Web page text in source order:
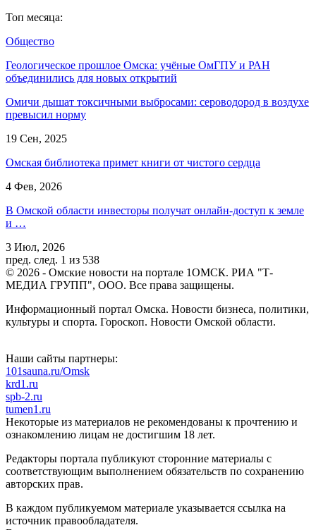
Топ месяца:
Общество
Геологическое прошлое Омска: учёные ОмГПУ и РАН
объединились для новых открытий
Омичи дышат токсичными выбросами: сероводород в воздухе
превысил норму
19 Сен, 2025
Омская библиотека примет книги от чистого сердца
4 Фев, 2026
В Омской области инвесторы получат онлайн-доступ к земле
и …
3 Июл, 2026
пред. след. 1 из 538
© 2026 - Омские новости на портале 1ОМСК. РИА "Т-
МЕДИА ГРУПП", ООО. Все права защищены.
Информационный портал Омска. Новости бизнеса, политики,
культуры и спорта. Гороскоп. Новости Омской области.
Наши сайты партнеры:
101sauna.ru/Omsk
krd1.ru
spb-2.ru
tumen1.ru
Некоторые из материалов не рекомендованы к прочтению и
ознакомлению лицам не достигшим 18 лет.
Редакторы портала публикуют сторонние материалы с
соответствующим выполнением обязательств по сохранению
авторских прав.
В каждом публикуемом материале указывается ссылка на
источник правообладателя.